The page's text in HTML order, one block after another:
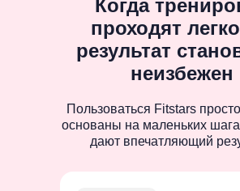
Пользоваться Fitstars
основаны на маленьких
дают впечатляющий
Когда
проходят
результат
неизбежен